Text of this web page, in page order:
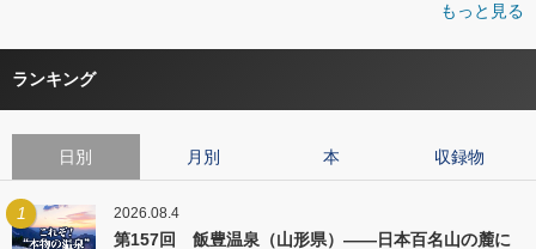
もっと見る
ランキング
日別 月別 本 収録物
1 2026.08.4
第157回 飯豊温泉（山形県）――日本百名山の麓に